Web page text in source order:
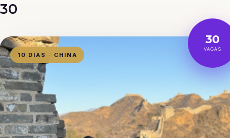
30
10 DIAS · CHINA
30
VAGAS